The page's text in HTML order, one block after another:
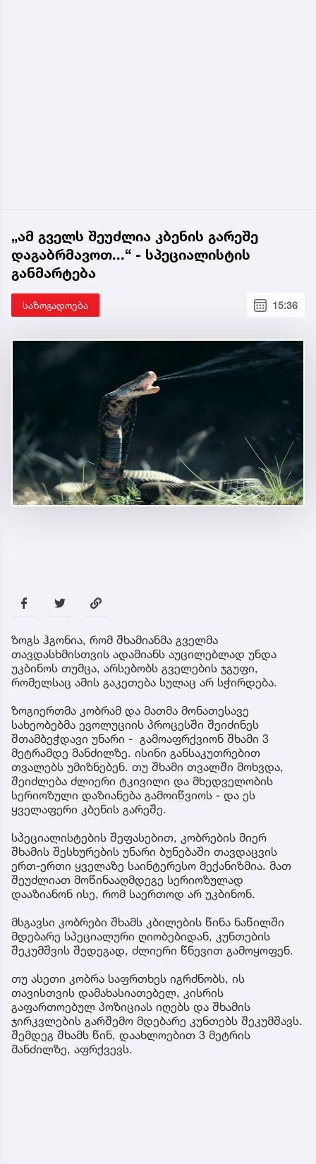
„ამ გველს შეუძლია კბენის გარეშე
დაგაბრმავოთ...“ - სპეციალისტის
განმარტება
საზოგადოება 15:36
ზოგს ჰგონია, რომ შხამიანმა გველმა
თავდასხმისთვის ადამიანს აუცილებლად უნდა
უკბინოს თუმცა, არსებობს გველების ჯგუფი,
რომელსაც ამის გაკეთება სულაც არ სჭირდება.
ზოგიერთმა კობრამ და მათმა მონათესავე
სახეობებმა ევოლუციის პროცესში შეიძინეს
შთამბეჭდავი უნარი - გამოაფრქვიონ შხამი 3
მეტრამდე მანძილზე. ისინი განსაკუთრებით
თვალებს უმიზნებენ. თუ შხამი თვალში მოხვდა,
შეიძლება ძლიერი ტკივილი და მხედველობის
სერიოზული დაზიანება გამოიწვიოს - და ეს
ყველაფერი კბენის გარეშე.
სპეციალისტების შეფასებით, კობრების მიერ
შხამის შესხურების უნარი ბუნებაში თავდაცვის
ერთ-ერთი ყველაზე საინტერესო მექანიზმია. მათ
შეუძლიათ მოწინააღმდეგე სერიოზულად
დააზიანონ ისე, რომ საერთოდ არ უკბინონ.
მსგავსი კობრები შხამს კბილების წინა ნაწილში
მდებარე სპეციალური ღიობებიდან, კუნთების
შეკუმშვის შედეგად, ძლიერი წნევით გამოყოფენ.
თუ ასეთი კობრა საფრთხეს იგრძნობს, ის
თავისთვის დამახასიათებელ, კისრის
გაფართოებულ პოზიციას იღებს და შხამის
ჯირკვლების გარშემო მდებარე კუნთებს შეკუმშავს.
შემდეგ შხამს წინ, დაახლოებით 3 მეტრის
მანძილზე, აფრქვევს.